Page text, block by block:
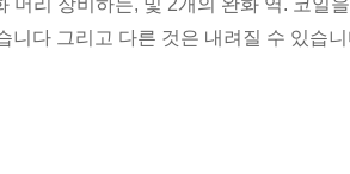
리 장비하는, 및 2개의 완화 역. 코일
니다 그리고 다른 것은 내려질 수 있습니